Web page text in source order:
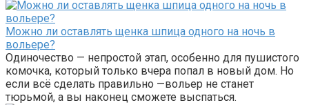
Можно ли оставлять щенка шпица одного на ночь в
вольере?
Одиночество — непростой этап, особенно для пушистого
комочка, который только вчера попал в новый дом. Но
если всё сделать правильно —вольер не станет
тюрьмой, а вы наконец сможете выспаться.